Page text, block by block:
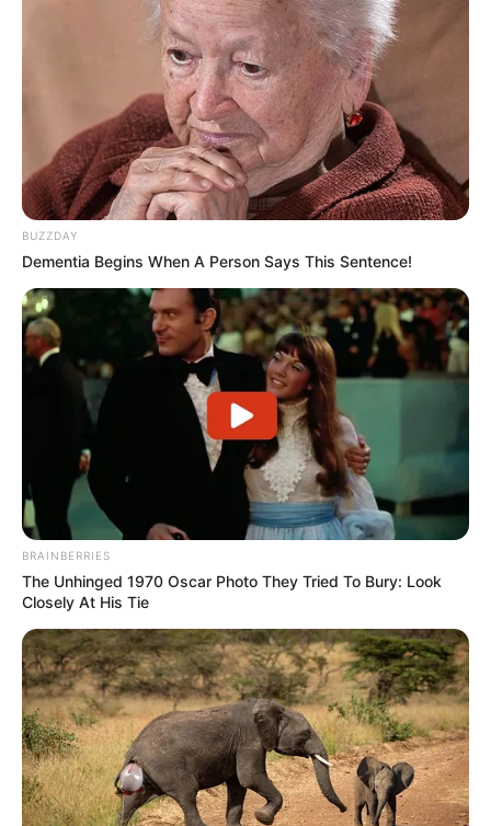
2. Potes e caixinhas decorados
Uma outra possibilidade de lembrancinhas para
festa são os potes e as caixinhas decorados com
biscuit. Neles você pode colocar desde balinhas
até bolos.
BUZZDAY
Dementia Begins When A Person Says This Sentence!
BRAINBERRIES
The Unhinged 1970 Oscar Photo They Tried To Bury: Look
Closely At His Tie